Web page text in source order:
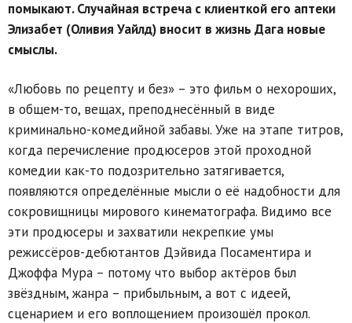
помыкают. Случайная встреча с клиенткой его аптеки
Элизабет (Оливия Уайлд) вносит в жизнь Дага новые
смыслы.
«Любовь по рецепту и без» – это фильм о нехороших,
в общем-то, вещах, преподнесённый в виде
криминально-комедийной забавы. Уже на этапе титров,
когда перечисление продюсеров этой проходной
комедии как-то подозрительно затягивается,
появляются определённые мысли о её надобности для
сокровищницы мирового кинематографа. Видимо все
эти продюсеры и захватили некрепкие умы
режиссёров-дебютантов Дэйвида Посаментира и
Джоффа Мура – потому что выбор актёров был
звёздным, жанра – прибыльным, а вот с идеей,
сценарием и его воплощением произошёл прокол.